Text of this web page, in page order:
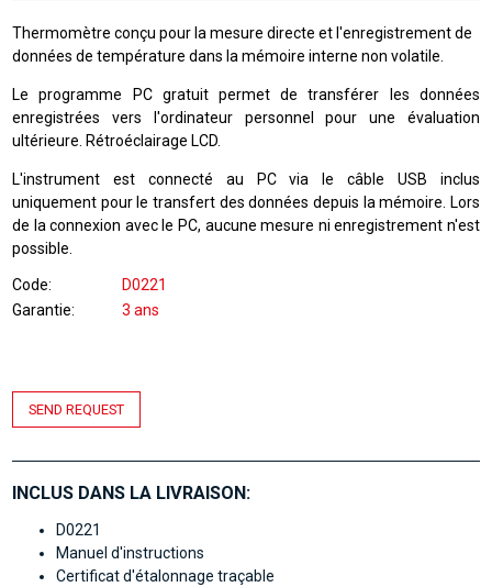
Thermomètre conçu pour la mesure directe et l'enregistrement de
données de température dans la mémoire interne non volatile.
Le programme PC gratuit permet de transférer les données
enregistrées vers l'ordinateur personnel pour une évaluation
ultérieure. Rétroéclairage LCD.
L'instrument est connecté au PC via le câble USB inclus
uniquement pour le transfert des données depuis la mémoire. Lors
de la connexion avec le PC, aucune mesure ni enregistrement n'est
possible.
Code
D0221
Garantie
3 ans
SEND REQUEST
INCLUS DANS LA LIVRAISON:
D0221
Manuel d'instructions
Certificat d'étalonnage traçable